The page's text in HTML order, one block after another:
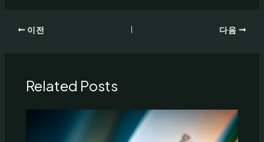
이전 다음
Related Posts